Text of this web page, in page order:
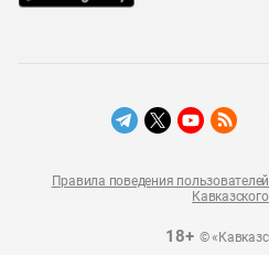
18+©
Правила поведения